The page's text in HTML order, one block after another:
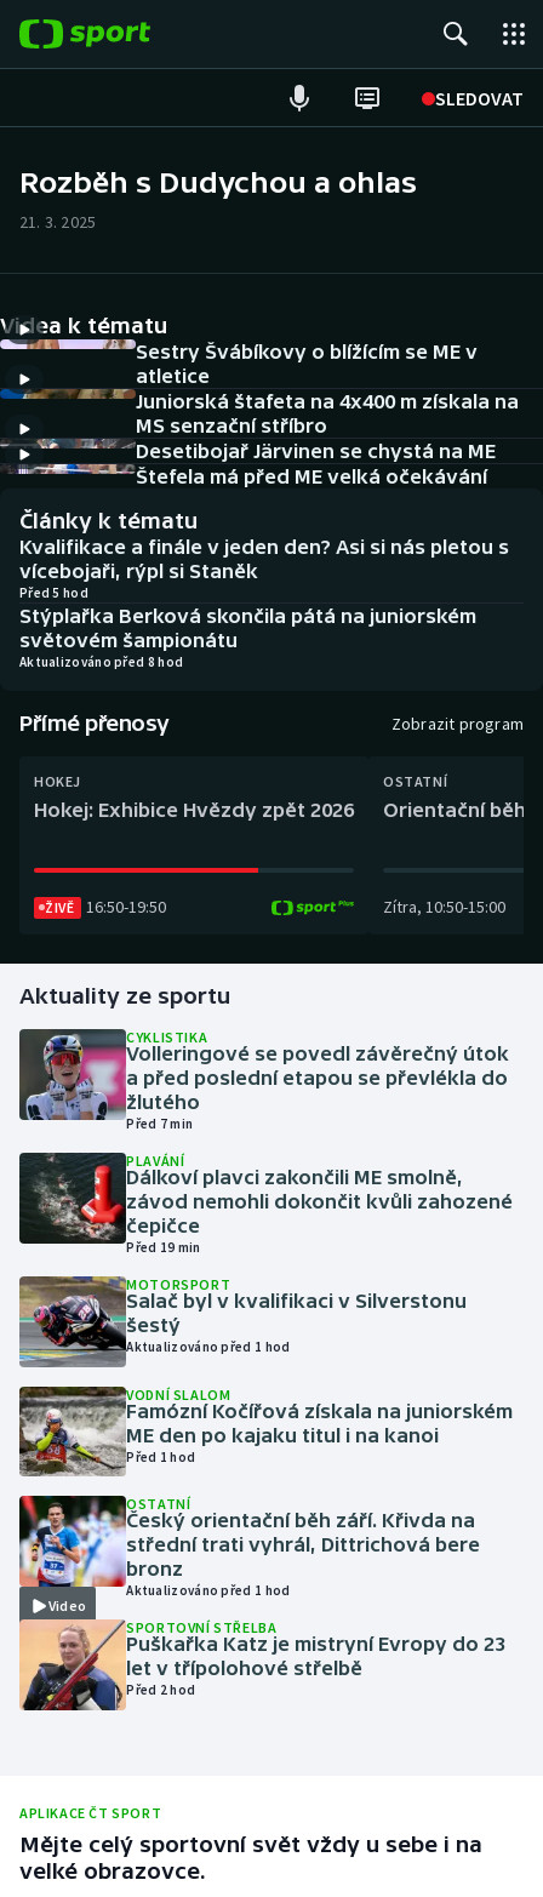
SLEDOVAT
Hokej
Tenis
Atletika
Cyklistika
DALŠÍ SPORTY
Baseball a softbal
Basketbal
Boby a skeleton
Box
Dostihy
Florbal
Futsal
Golf
Házená
Judo
Krasobruslení
Lezení
Lyže a snowboard
Moderní pětiboj
Motorsport
Olympijské hry
Plážový volejbal
NEPŘEHLÉDNĚTE
Soutěže
Historické návraty
Aplikace ČT sport
AZ kvíz
Rozběh s Dudychou a ohlas
21. 3. 2025
Videa k tématu
Sestry Švábíkovy o blížícím se ME v
atletice
Juniorská štafeta na 4x400 m získala na
MS senzační stříbro
Desetibojař Järvinen se chystá na ME
Štefela má před ME velká očekávání
Články k tématu
Kvalifikace a finále v jeden den? Asi si nás pletou s
vícebojaři, rýpl si Staněk
Před 5 hod
Stýplařka Berková skončila pátá na juniorském
světovém šampionátu
Aktualizováno před 8 hod
Přímé přenosy Zobrazit program
HOKEJ
Hokej: Exhibice Hvězdy zpět 2026
ŽIVĚ 16:50-19:50
OSTATNÍ
Orientační běh:
Zítra, 10:50-15:00
Aktuality ze sportu
CYKLISTIKA
Volleringové se povedl závěrečný útok
a před poslední etapou se převlékla do
žlutého
Před 7 min
PLAVÁNÍ
Dálkoví plavci zakončili ME smolně,
závod nemohli dokončit kvůli zahozené
čepičce
Před 19 min
MOTORSPORT
Salač byl v kvalifikaci v Silverstonu
šestý
Aktualizováno před 1 hod
VODNÍ SLALOM
Famózní Kočířová získala na juniorském
ME den po kajaku titul i na kanoi
Před 1 hod
Video
OSTATNÍ
Český orientační běh září. Křivda na
střední trati vyhrál, Dittrichová bere
bronz
Aktualizováno před 1 hod
SPORTOVNÍ STŘELBA
Puškařka Katz je mistryní Evropy do 23
let v třípolohové střelbě
Před 2 hod
APLIKACE ČT SPORT
Mějte celý sportovní svět vždy u sebe i na
velké obrazovce.